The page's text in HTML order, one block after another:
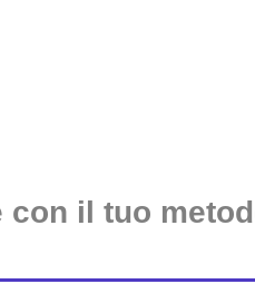
con il tuo